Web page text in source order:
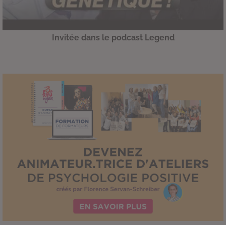
Invitée dans le podcast Legend